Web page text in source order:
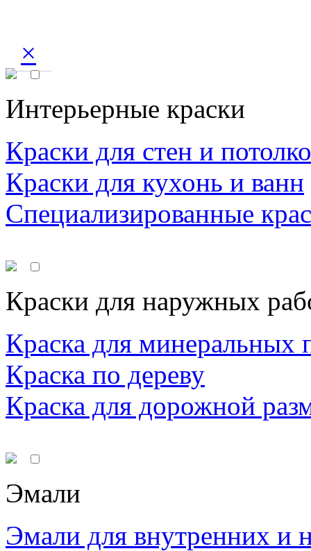
×
Интерьерные краски
Краски для стен и
Краски для кухонь и ванн
Специализированные
Краски для наружных
Краска для минеральных
Краска по дереву
Краска для дорожной
Эмали
Эмали для внутренних и